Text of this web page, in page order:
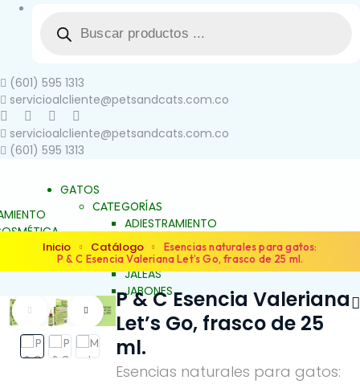
(601) 595 1313
servicioalcliente@petsandcats.com.co
servicioalcliente@petsandcats.com.co
(601) 595 1313
FLORALES
GATOS
CATEGORÍAS
ADIESTRAMIENTO
DERMOCOSMÉTICA
SALUD Y BIENESTAR
JALEAS
JABONES
NATURALES
ESENCIAS FLORALES
PRODUCTOS PARA
ALERGIAS
ARTICULACIONES Y
Inicio Catálogo
Esencias naturales para gatos:
P & C Esencia Valeriana Let’s Go, frasco de 25 ml.
Esencias naturales para gatos:
P & C Esencia Valeriana
Let’s Go, frasco de 25
ml.